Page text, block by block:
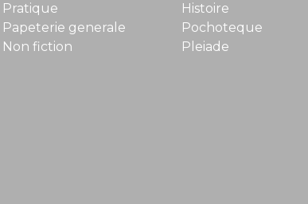
Pratique
Papeterie generale
Non fiction
Histoire
Pochoteque
Pleiade